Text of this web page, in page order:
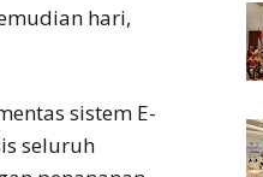
hari,
sistem E-
seluruh